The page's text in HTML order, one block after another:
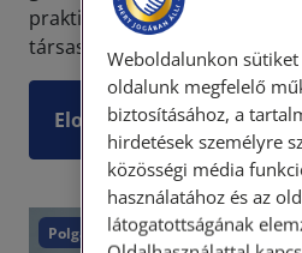
praktikus az üzleti életben
társaság...
Elolvasom
Polgári törvénykönyv
Weboldalunkon
oldalunk megfelelő
biztosításához, a
hirdetések személyre
közösségi média
használatához és az
látogatottságának